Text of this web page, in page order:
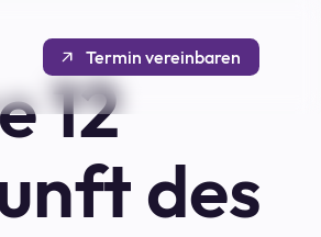
Termin vereinbaren
12
des